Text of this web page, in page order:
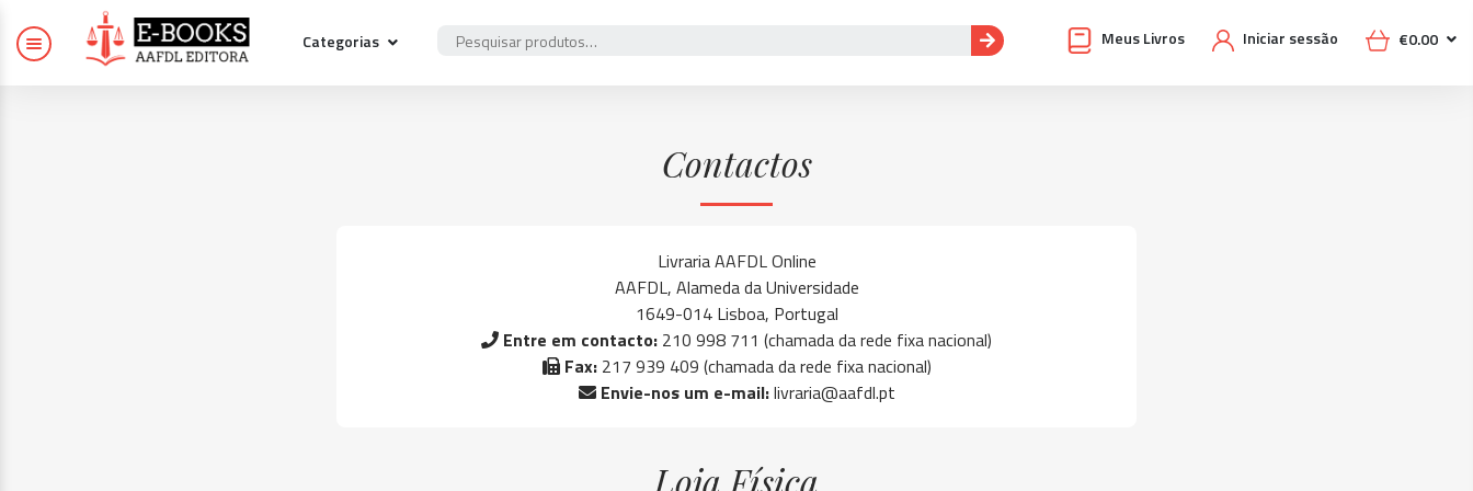
Categorias Meus Livros Iniciar sessão €0.00
Contactos
Livraria AAFDL Online
AAFDL, Alameda da Universidade
1649-014 Lisboa, Portugal
Entre em contacto: 210 998 711 (chamada da rede fixa nacional)
Fax:217 939 409 (chamada da rede fixa nacional)
Envie-nos um e-mail:livraria@aafdl.pt
Loja Física